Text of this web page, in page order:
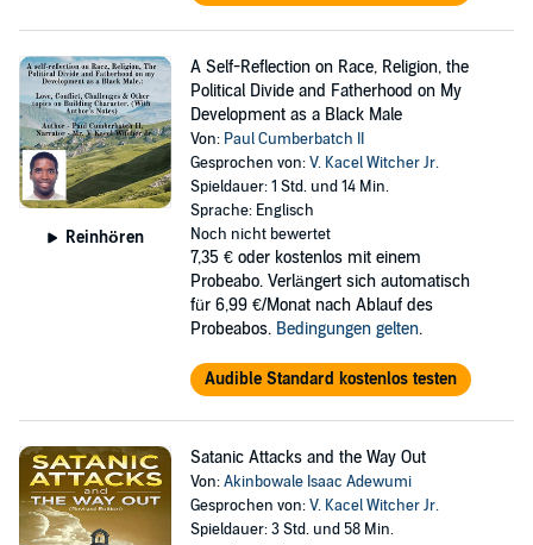
Reinhören
A Self-Reflection on Race, Religion, the
Political Divide and Fatherhood on My
Development as a Black Male
Von: Paul Cumberbatch II
Gesprochen von:V. Kacel Witcher Jr.
Spieldauer: 1 Std. und 14 Min.
Sprache: Englisch
Noch nicht bewertet
7,35 € oder kostenlos mit einem
Probeabo. Verlängert sich automatisch
für 6,99 €/Monat nach Ablauf des
Probeabos. Bedingungen gelten.
Audible Standard kostenlos testen
Satanic Attacks and the Way Out
Von:Akinbowale Isaac Adewumi
Gesprochen von:V. Kacel Witcher Jr.
Spieldauer: 3 Std. und 58 Min.